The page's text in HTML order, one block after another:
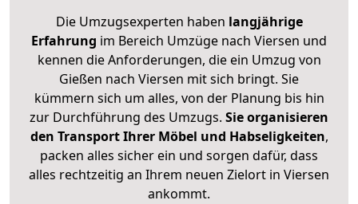
Die Umzugsexperten haben langjährige
Erfahrung im Bereich Umzüge nach Viersen und
kennen die Anforderungen, die ein Umzug von
Gießen nach Viersen mit sich bringt. Sie
kümmern sich um alles, von der Planung bis hin
zur Durchführung des Umzugs. Sie organisieren
den Transport Ihrer Möbel und Habseligkeiten,
packen alles sicher ein und sorgen dafür, dass
alles rechtzeitig an Ihrem neuen Zielort in Viersen
ankommt.